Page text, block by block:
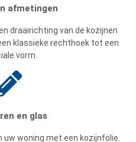
afmetingen
draairichting van de kozijnen
klassieke rechthoek tot een
vorm.
en glas
uw woning met een kozijnfolie.